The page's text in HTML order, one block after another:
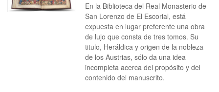
En la Biblioteca del Real Monasterio de
San Lorenzo de El Escorial, está
expuesta en lugar preferente una obra
de lujo que consta de tres tomos. Su
titulo, Heráldica y origen de la nobleza
de los Austrias, sólo da una idea
incompleta acerca del propósito y del
contenido del manuscrito.